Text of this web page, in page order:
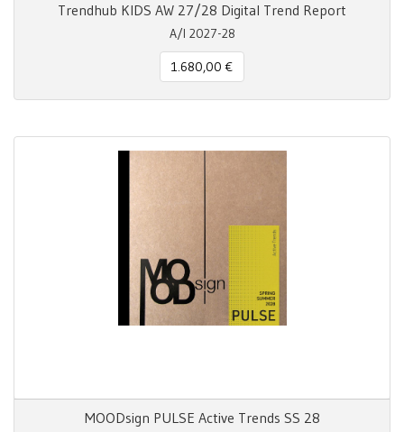
Trendhub KIDS AW 27/28 Digital Trend Report
A/I 2027-28
1.680,00 €
MOODsign PULSE Active Trends SS 28